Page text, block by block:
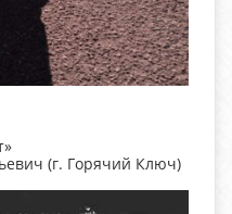
(г. Горячий Ключ)